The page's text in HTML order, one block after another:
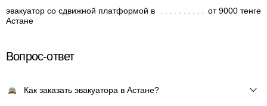
эвакуатор со сдвижной платформой в
Астане
от 9000 тенге
Вопрос-ответ
Как заказать эвакуатора в Астане?